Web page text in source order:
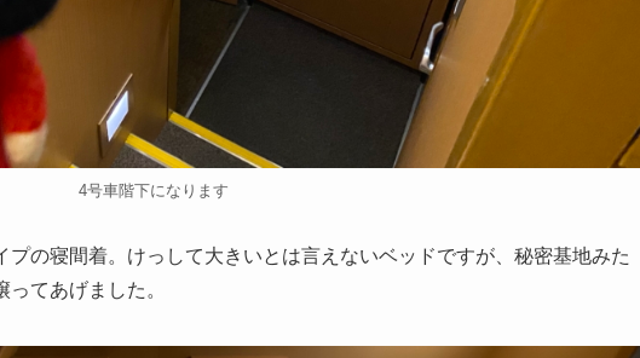
4号車階下になります
プの寝間着。けっして大きいとは言えないベッドですが、秘密基地みた
てあげました。